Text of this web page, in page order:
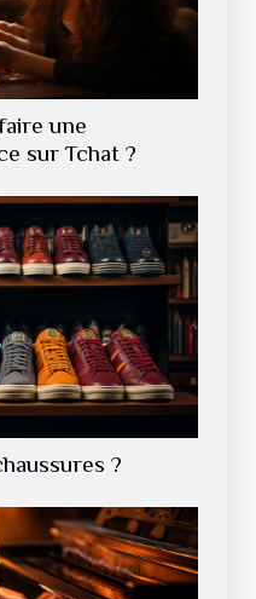
une
sur Tchat ?
?